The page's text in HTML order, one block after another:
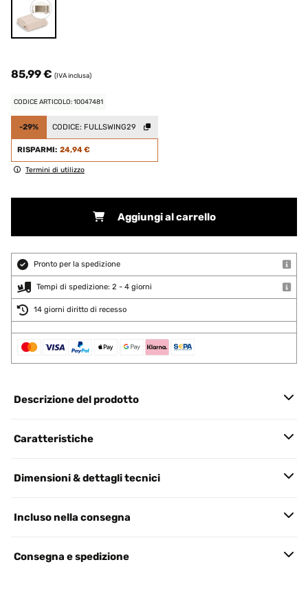
85,99 € (IVA inclusa)
CODICE ARTICOLO: 10047481
-29% CODICE: FULLSWING29
RISPARMI: 24,94 €
Termini di utilizzo
Aggiungi al carrello
Pronto per la spedizione
Tempi di spedizione: 2 - 4 giorni
14 giorni diritto di recesso
Descrizione del prodotto
Caratteristiche
Dimensioni & dettagli tecnici
Incluso nella consegna
Consegna e spedizione